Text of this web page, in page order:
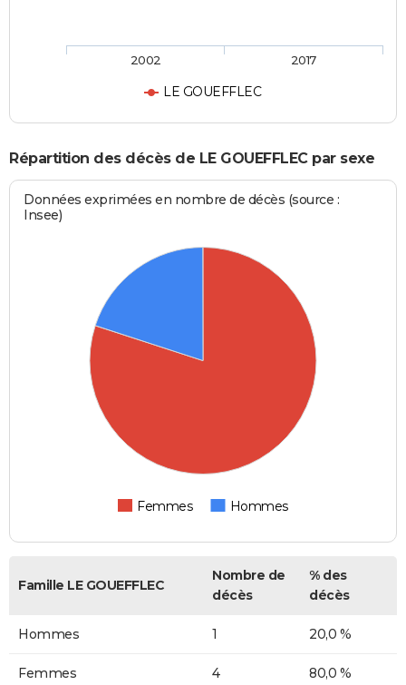
LE GOUEFFLEC
2002 2017
Répartition des décès de LE GOUEFFLEC par sexe
Données exprimées en nombre de décès (source :
Insee)
Femmes Hommes
Famille LE GOUEFFLEC
Nombre de
décès
% des
décès
Hommes 1 20,0 %
Femmes 4 80,0 %